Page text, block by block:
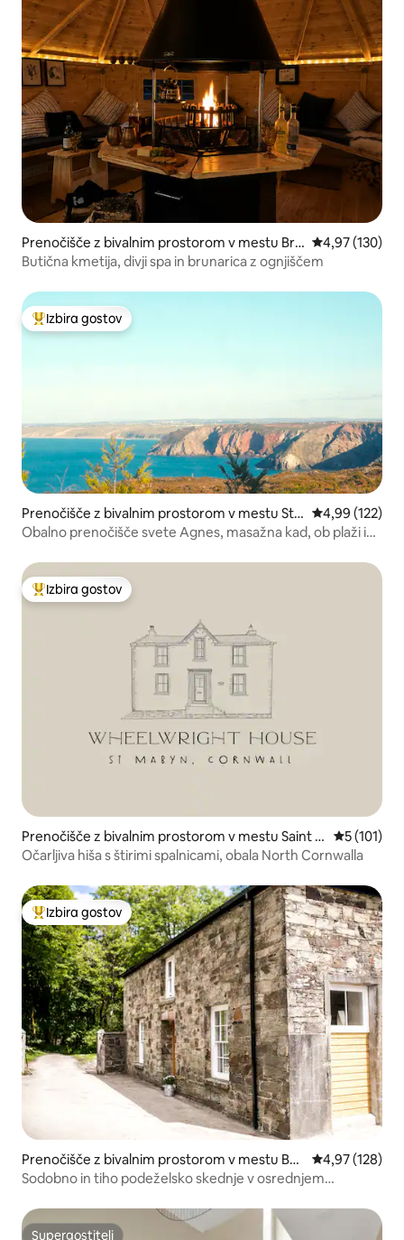
Prenočišče z bivalnim prostorom v mestu Bra
dford, Bodmin Moor, Cornwall
Povprečna
4,97 (130)
Butična kmetija, divji spa in brunarica z ognjiščem
Najbolj priljubljena prenočišča z značko »Izbira gostov«
Izbira gostov
Prenočišče z bivalnim prostorom v mestu St
Agnes
Povprečna
4,99 (122)
Obalno prenočišče svete Agnes, masažna kad, ob plaži in
Najbolj priljubljena prenočišča z značko »Izbira gostov«
Izbira gostov
Prenočišče z bivalnim prostorom v mestu Saint M
abyn
Povprečna
5 (101)
Očarljiva hiša s štirimi spalnicami, obala North Cornwalla
Najbolj priljubljena prenočišča z značko »Izbira gostov«
Izbira gostov
Prenočišče z bivalnim prostorom v mestu Bo
dmin
Povprečna
4,97 (128)
Sodobno in tiho podeželsko skednje v osrednjem
Supergostitelj